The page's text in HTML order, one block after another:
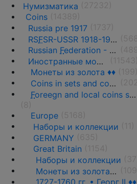
Нумизматика
Coins
Russia pre 1917
RSFSR-USSR 1918-1991
Russian Federation - 1991 - n.d.
Иностранные монеты
Монеты из золота ♦♦
Coins in sets and coins collections
Foreegn and local coins sold in by weight
Europe
Наборы и коллекции
GERMANY
Great Britain
Наборы и коллекции
Монеты из золота ♦♦